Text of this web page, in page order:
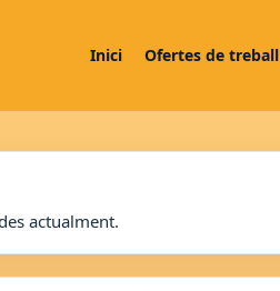
Inici Ofertes de treball
actualment.